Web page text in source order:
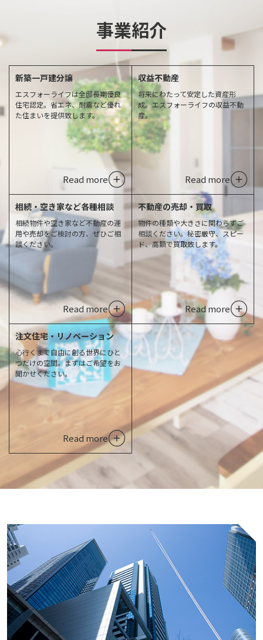
事業紹介
新築一戸建分譲
エスフォーライフは全邸長期優良
住宅認定。省エネ、耐震など優れ
た住まいを提供致します。
Read more
収益不動産
将来にわたって安定した資産形
成。エスフォーライフの収益不動
産。
Read more
相続・空き家など各種相談
相続物件や空き家など不動産の運
用や売却をご検討の方、ぜひご相
談ください。
Read more
不動産の売却・買取
物件の種類や大きさに関わらずご
相談ください。秘密厳守、スピー
ド、高額で買取致します。
Read more
注文住宅・リノベーション
心行くまで自由に創る世界にひと
つだけの空間。まずはご希望をお
聞かせください。
Read more